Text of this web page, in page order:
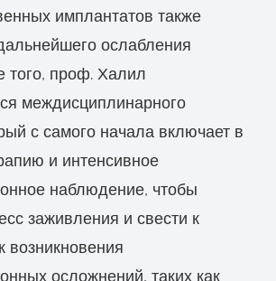
имплантатов также
ослабления
того, проф. Халил
междисциплинарного
с самого начала включает в
и интенсивное
наблюдение, чтобы
заживления и свести к
возникновения
осложнений, таких как